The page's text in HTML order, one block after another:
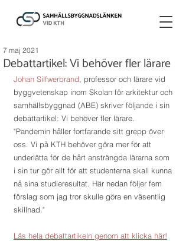
Debattartikel: Vi behöver fler lärare
7 maj 2021
Johan Silfwerbrand , professor och lärare vid
byggvetenskap inom Skolan för arkitektur och
samhällsbyggnad (ABE) skriver följande i sin
debattartikel: Vi behöver fler lärare.
"Pandemin håller fortfarande sitt grepp över
oss. Vi på KTH behöver göra mer för att
underlätta för de hårt ansträngda lärarna som
i sin tur gör allt för att studenterna skall kunna
nå sina studieresultat. Här nedan följer fem
förslag som jag tror skulle göra en väsentlig
skillnad."
Läs hela debattartikeln genom att klicka här!